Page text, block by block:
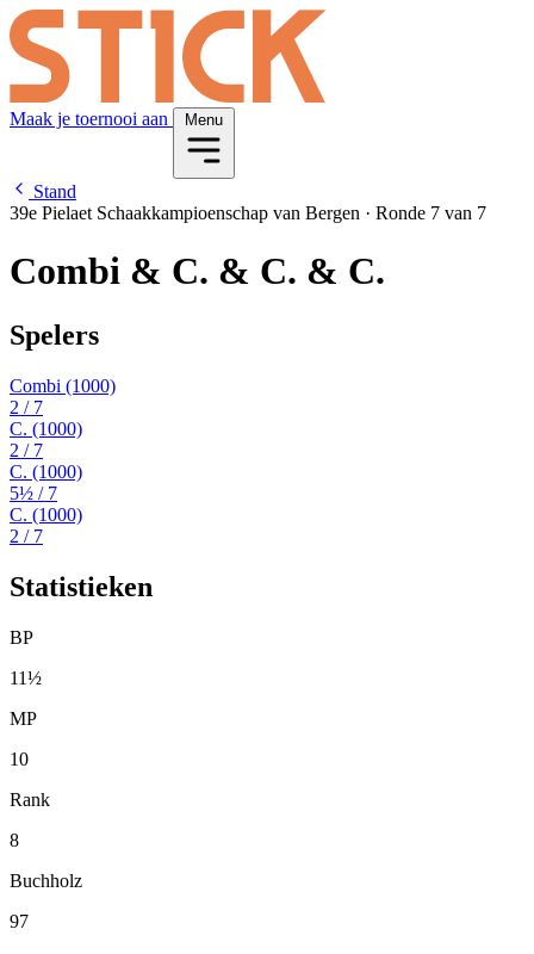
Maak je toernooi aan Menu
Stand
39e Pielaet Schaakkampioenschap van Bergen · Ronde 7 van 7
Combi & C. & C. & C.
Spelers
Combi (1000)
2 / 7
C. (1000)
2 / 7
C. (1000)
5½ / 7
C. (1000)
2 / 7
Statistieken
BP
11½
MP
10
Rank
8
Buchholz
97